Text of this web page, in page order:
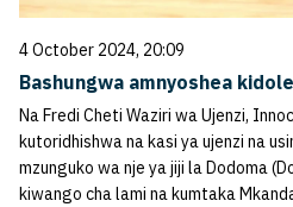
4 October 2024, 20:09
Bashungwa amnyoshea
Na Fredi Cheti Waziri wa Ujenzi,
kutoridhishwa na kasi ya ujenzi na
mzunguko wa nje ya jiji la Dodoma
kiwango cha lami na kumtaka